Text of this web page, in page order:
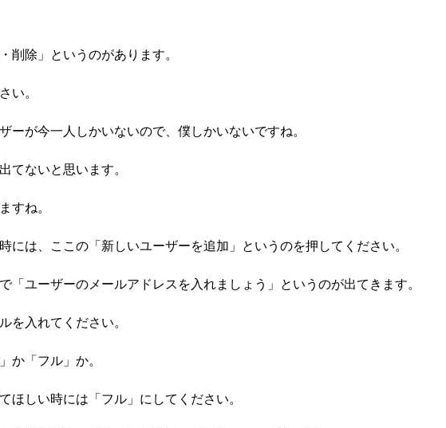
削除」というのがあります。
い。
ーが今一人しかいないので、僕しかいないですね。
てないと思います。
すね。
には、ここの「新しいユーザーを追加」というのを押してください。
「ユーザーのメールアドレスを入れましょう」というのが出てきます。
を入れてください。
か「フル」か。
ほしい時には「フル」にしてください。